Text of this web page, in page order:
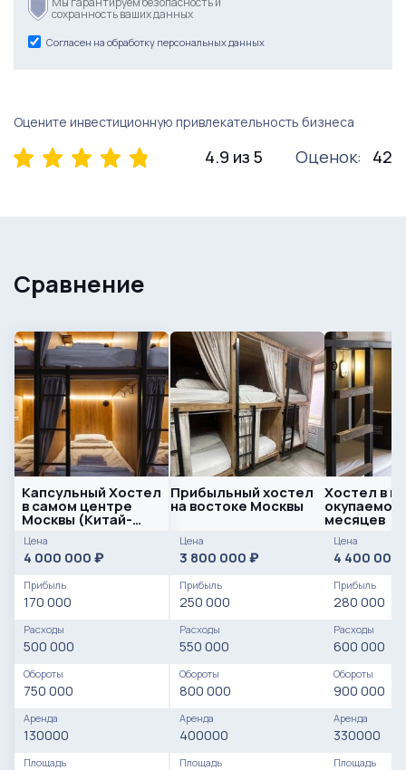
сохранность ваших данных
Согласен на обработку персональных данных
Оцените инвестиционную привлекательность бизнеса
4.9 из 5 Оценок: 42
Сравнение
Капсульный Хостел
в самом центре
Москвы (Китай-
Город) / Прибыль
170 т
Цена
4 000 000 ₽
Прибыль
170 000
Расходы
500 000
Обороты
750 000
Аренда
130000
Площадь
Прибыльный хостел
на востоке Москвы
Цена
3 800 000 ₽
Прибыль
250 000
Расходы
550 000
Обороты
800 000
Аренда
400000
Площадь
Хостел в
месяцев
Цена
4 400 000
Прибыль
280 000
Расходы
600 000
Обороты
900 000
Аренда
330000
Площадь